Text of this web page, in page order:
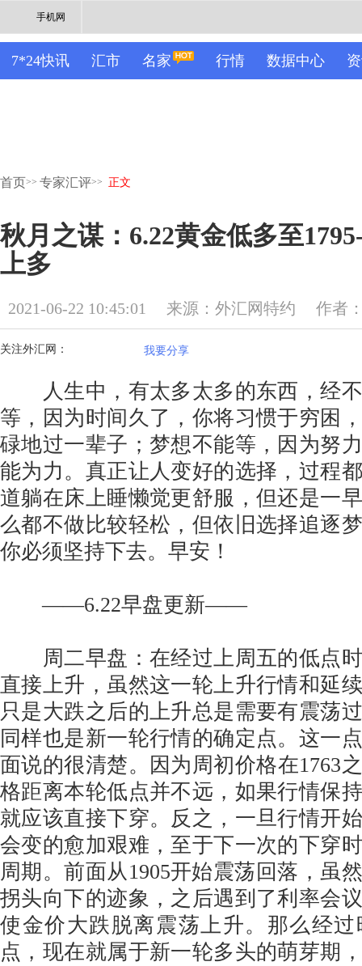
手机网
7*24快讯 汇市 名家 行情 数据中心
首页>> 专家汇评>> 正文
秋月之谋：6.22黄金低多至
上多
2021-06-22 10:45:01 来源：外汇网特约 作者
关注外汇网： 我要分享
人生中，有太多太多的东西，经不
等，因为时间久了，你将习惯于穷困
碌地过一辈子；梦想不能等，因为努
能为力。真正让人变好的选择，过程
道躺在床上睡懒觉更舒服，但还是一
么都不做比较轻松，但依旧选择追逐
你必须坚持下去。早安！
——6.22早盘更新——
周二早盘：在经过上周五的低点时
直接上升，虽然这一轮上升行情和延
只是大跌之后的上升总是需要有震荡
同样也是新一轮行情的确定点。这一
面说的很清楚。因为周初价格在1763
格距离本轮低点并不远，如果行情保
就应该直接下穿。反之，一旦行情开
会变的愈加艰难，至于下一次的下穿
周期。前面从1905开始震荡回落，虽
拐头向下的迹象，之后遇到了利率会
使金价大跌脱离震荡上升。那么经
点，现在就属于新一轮多头的萌芽期